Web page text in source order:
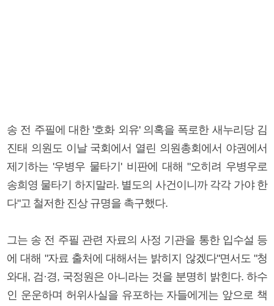
송 전 주필에 대한 '호화 외유' 의혹을 폭로한 새누리당 김
진태 의원도 이날 국회에서 열린 의원총회에서 야권에서
제기하는 '우병우 물타기' 비판에 대해 "오히려 우병우로
송희영 물타기 하지말라. 별도의 사건이니까 각각 가야 한
다"고 철저한 진상 규명을 촉구했다.
그는 송 전 주필 관련 자료의 사정 기관을 통한 입수설 등
에 대해 "자료 출처에 대해서는 밝히지 않겠다"면서도 "청
와대, 검·경, 국정원은 아니라는 것을 분명히 밝힌다. 하수
인 운운하며 허위사실을 유포하는 자들에게는 앞으로 책